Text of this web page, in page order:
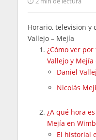
Horario, television y
Vallejo – Mejía
¿Cómo ver
Vallejo y Mejía
Daniel
Nicolás
¿A qué hora
Mejía en
El historial